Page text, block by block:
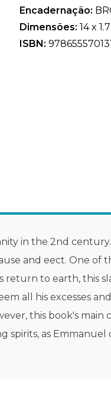
Encadernação:
Dimensões: 14 x
ISBN:
in the 2nd
and eect. One
return to earth, this
all his excesses
this book's
spirits, as